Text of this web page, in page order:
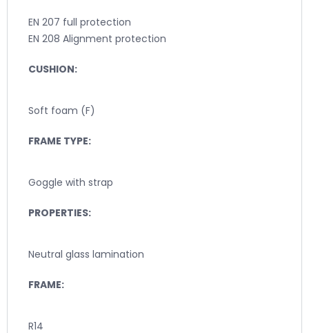
EN 207 full protection
EN 208 Alignment protection
CUSHION:
Soft foam (F)
FRAME TYPE:
Goggle with strap
PROPERTIES:
Neutral glass lamination
FRAME:
R14